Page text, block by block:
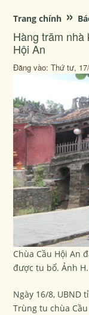
Trang chính »
Hàng trăm nhà
Hội An
Đăng vào: Thứ tư,
Chùa Cầu Hội An
được tu bổ. Ảnh
Ngày 16/8, UBND
Trùng tu chùa